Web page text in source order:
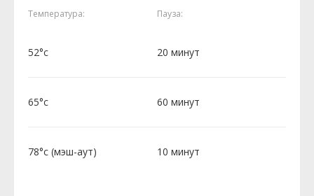
Температура: Пауза:
52°c 20 минут
65°c 60 минут
78°c (мэш-аут) 10 минут